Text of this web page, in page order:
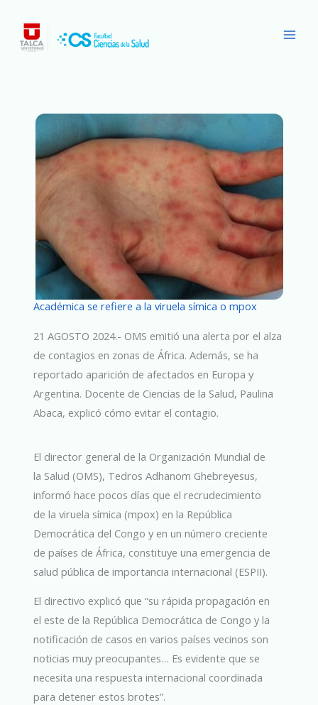
contenido
Académica se refiere a la viruela símica o mpox
21 AGOSTO 2024.- OMS emitió una alerta por el alza
de contagios en zonas de África. Además, se ha
reportado aparición de afectados en Europa y
Argentina. Docente de Ciencias de la Salud, Paulina
Abaca, explicó cómo evitar el contagio.
El director general de la Organización Mundial de
la Salud (OMS), Tedros Adhanom Ghebreyesus,
informó hace pocos días que el recrudecimiento
de la viruela símica (mpox) en la República
Democrática del Congo y en un número creciente
de países de África, constituye una emergencia de
salud pública de importancia internacional (ESPII).
El directivo explicó que “su rápida propagación en
el este de la República Democrática de Congo y la
notificación de casos en varios países vecinos son
noticias muy preocupantes… Es evidente que se
necesita una respuesta internacional coordinada
para detener estos brotes”.